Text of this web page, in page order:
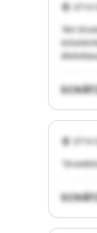
3714
"Am
3714